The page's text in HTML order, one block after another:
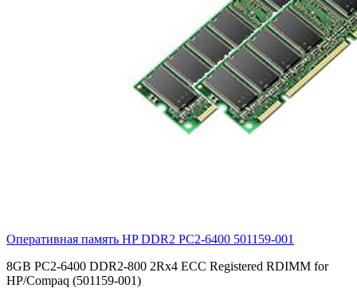
Оперативная память HP DDR2 PC2-6400 501159-001
8GB PC2-6400 DDR2-800 2Rx4 ECC Registered RDIMM for
HP/Compaq (501159-001)